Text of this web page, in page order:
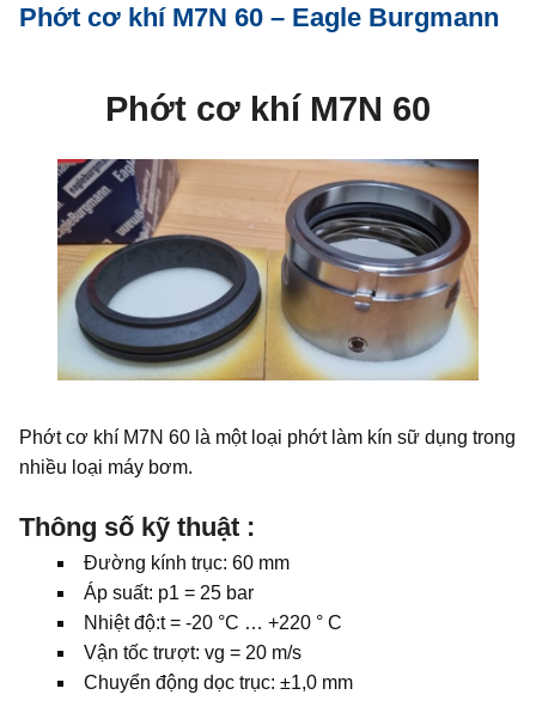
Phớt cơ khí M7N 60 – Eagle Burgmann
Phớt cơ khí M7N 60
Phớt cơ khí M7N 60 là một loại phớt làm kín sữ dụng trong
nhiều loại máy bơm.
Thông số kỹ thuật :
Đường kính trục: 60 mm
Áp suất: p1 = 25 bar
Nhiệt độ:t = -20 °C … +220 ° C
Vận tốc trượt: vg = 20 m/s
Chuyển động dọc trục: ±1,0 mm